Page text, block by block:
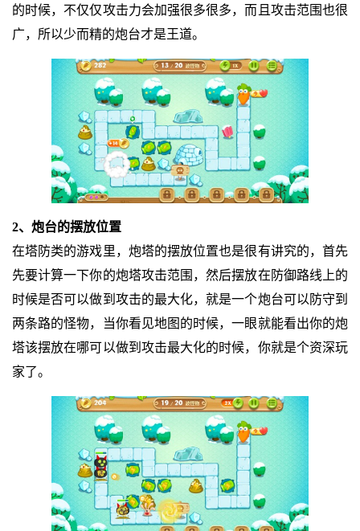
的时候，不仅仅攻击力会加强很多很多，而且攻击范围也很
广，所以少而精的炮台才是王道。
2、炮台的摆放位置
在塔防类的游戏里，炮塔的摆放位置也是很有讲究的，首先
先要计算一下你的炮塔攻击范围，然后摆放在防御路线上的
时候是否可以做到攻击的最大化，就是一个炮台可以防守到
两条路的怪物，当你看见地图的时候，一眼就能看出你的炮
塔该摆放在哪可以做到攻击最大化的时候，你就是个资深玩
家了。